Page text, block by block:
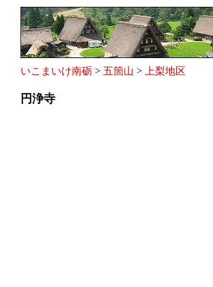
いこまいけ南砺 > 五箇山 > 上梨地区
円浄寺